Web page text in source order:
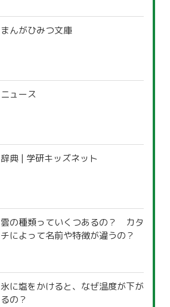
まんがひみつ文庫
ニュース
辞典 | 学研キッズネット
雲の種類っていくつあるの？ カタ
チによって名前や特徴が違うの？
氷に塩をかけると、なぜ温度が下が
るの？